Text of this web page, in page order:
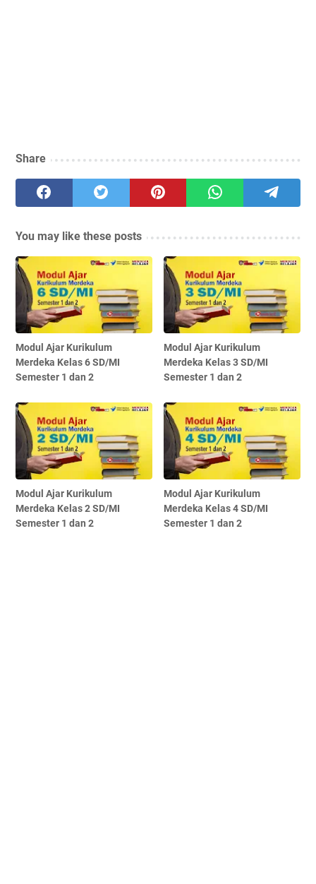
Share
You may like these posts
Modul Ajar Kurikulum
Merdeka Kelas 6 SD/MI
Semester 1 dan 2
Modul Ajar Kurikulum
Merdeka Kelas 3 SD/MI
Semester 1 dan 2
Modul Ajar Kurikulum
Merdeka Kelas 2 SD/MI
Semester 1 dan 2
Modul Ajar Kurikulum
Merdeka Kelas 4 SD/MI
Semester 1 dan 2